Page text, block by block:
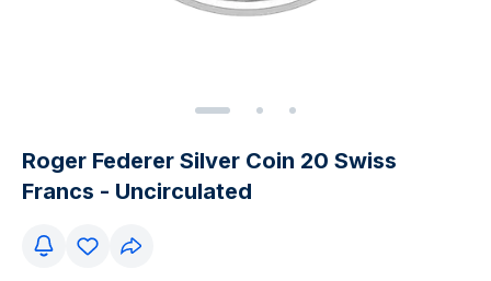
Roger Federer Silver Coin 20 Swiss
Francs - Uncirculated